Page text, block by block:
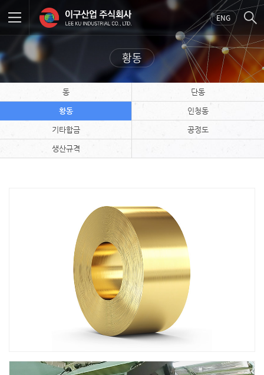
ENG
황동
동 단동
황동 인청동
기타합금 공정도
생산규격